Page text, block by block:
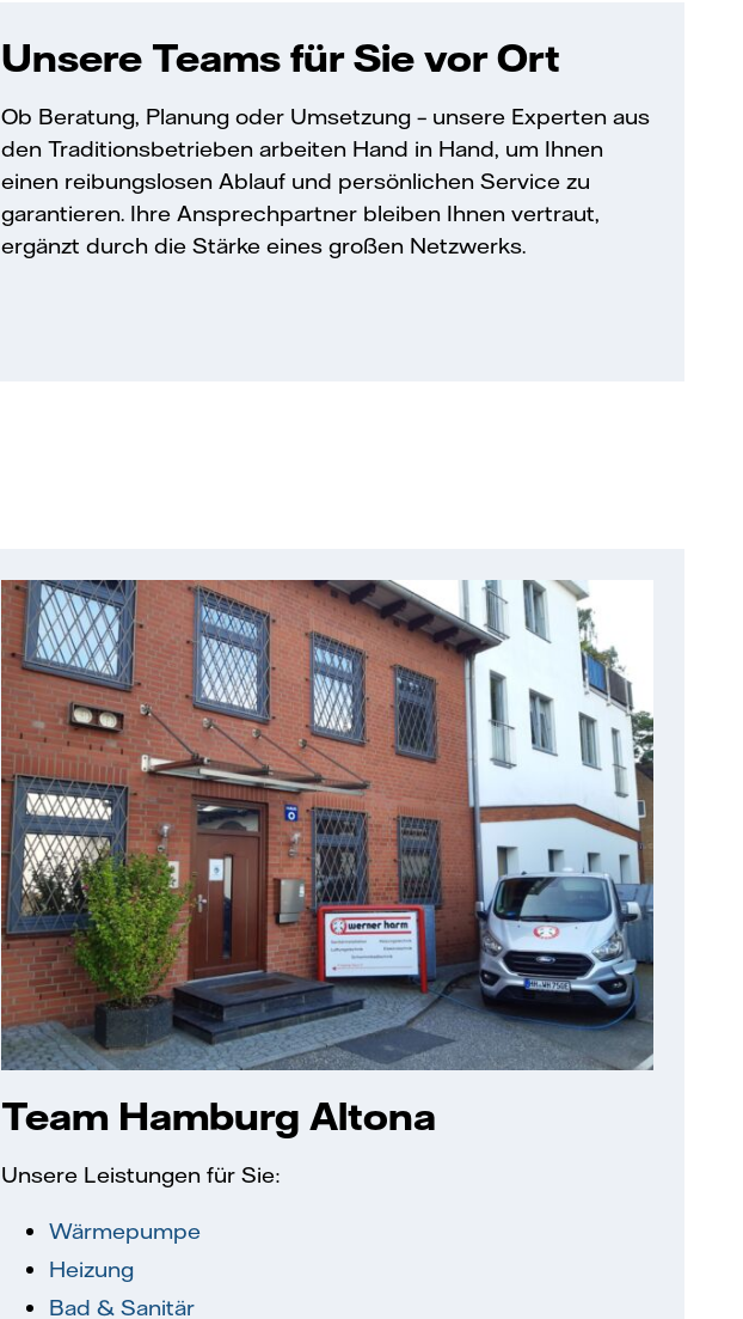
Unsere Teams für Sie vor Ort
Ob Beratung, Planung oder Umsetzung – unsere Experten aus
den Traditionsbetrieben arbeiten Hand in Hand, um Ihnen
einen reibungslosen Ablauf und persönlichen Service zu
garantieren. Ihre Ansprechpartner bleiben Ihnen vertraut,
ergänzt durch die Stärke eines großen Netzwerks.
Team Hamburg Altona
Unsere Leistungen für Sie:
Wärmepumpe
Heizung
Bad & Sanitär